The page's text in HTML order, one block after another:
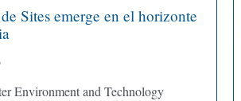
Sites emerge en el horizonte
Environment and Technology